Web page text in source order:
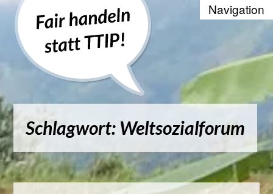
Recherche
Positionen
Die WTO und der Welthandel
Kontakt
Suche
Schlagwort: Weltsozialforum